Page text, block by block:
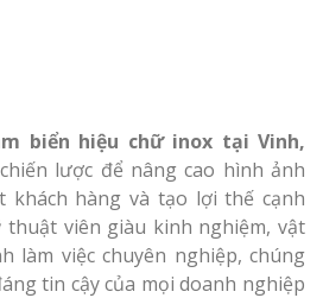
biển hiệu chữ inox tại Vinh,
lược để nâng cao hình ảnh
hàng và tạo lợi thế cạnh
viên giàu kinh nghiệm, vật
làm việc chuyên nghiệp, chúng
tin cậy của mọi doanh nghiệp